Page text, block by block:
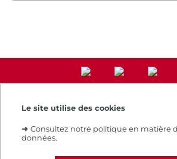
Le site utilise des cookies
➜ Consultez notre politique en matière
données.
Accès direct
Notre e-boutique
Le Cnam recrute